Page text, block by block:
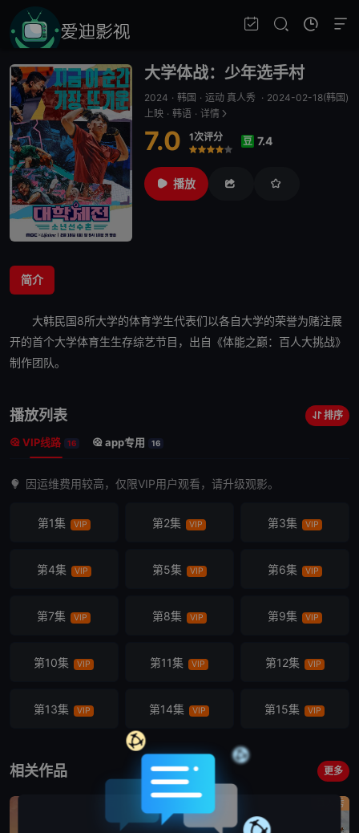
大学体战：少年选手村
2024 · 韩国 · 运动 真人秀 · 2024-02-18(韩国)
上映 · 韩语 · 详情
7.0 1次评分
很差
较差
还行推荐力荐
豆 7.4
播放
简介
大韩民国8所大学的体育学生代表们以各自大学的荣誉为赌注展
开的首个大学体育生生存综艺节目，出自《体能之巅：百人大挑战》
制作团队。
播放列表 排序
VIP线路 16 app专用 16
因运维费用较高，仅限VIP用户观看，请升级观影。
第1集 VIP 第2集 VIP 第3集 VIP
第4集 VIP 第5集 VIP 第6集 VIP
第7集 VIP 第8集 VIP 第9集 VIP
第10集 VIP 第11集 VIP 第12集 VIP
第13集 VIP 第14集 VIP 第15集 VIP
相关作品 更多
真人秀